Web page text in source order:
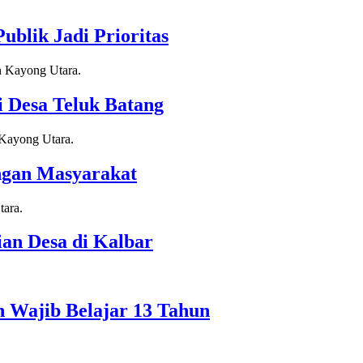
Jadi Prioritas
Teluk Batang
Masyarakat
Desa di Kalbar
Belajar 13 Tahun